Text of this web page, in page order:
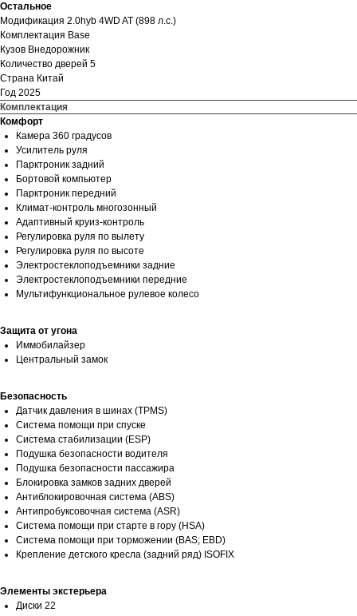
Остальное
Модификация 2.0hyb 4WD AT (898 л.с.)
Комплектация Base
Кузов Внедорожник
Количество дверей 5
Страна Китай
Год 2025
Комплектация
Комфорт
Камера 360 градусов
Усилитель руля
Парктроник задний
Бортовой компьютер
Парктроник передний
Климат-контроль многозонный
Адаптивный круиз-контроль
Регулировка руля по вылету
Регулировка руля по высоте
Электростеклоподъемники задние
Электростеклоподъемники передние
Мультифункциональное рулевое колесо
Защита от угона
Иммобилайзер
Центральный замок
Безопасность
Датчик давления в шинах (TPMS)
Система помощи при спуске
Система стабилизации (ESP)
Подушка безопасности водителя
Подушка безопасности пассажира
Блокировка замков задних дверей
Антиблокировочная система (ABS)
Антипробуксовочная система (ASR)
Система помощи при старте в гору (HSA)
Система помощи при торможении (BAS; EBD)
Крепление детского кресла (задний ряд) ISOFIX
Элементы экстерьера
Диски 22